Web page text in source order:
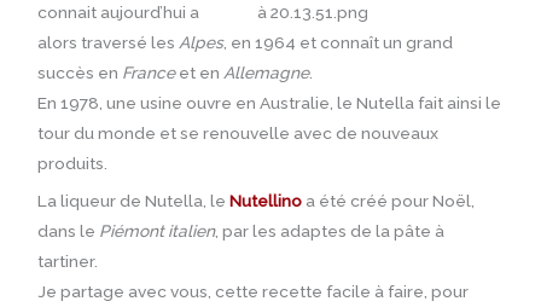
connait aujourd’hui a
alors traversé les Alpes, en 1964 et connaît un grand
succès en Franceet en Allemagne.
En 1978, une usine ouvre en Australie, le Nutella fait ainsi le
tour du monde et se renouvelle avec de nouveaux
produits.
La liqueur de Nutella, leNutellino a été créé pour Noël,
dans le Piémont italien, par les adaptes de la pâte à
tartiner.
Je partage avec vous, cette recette facile à faire, pour